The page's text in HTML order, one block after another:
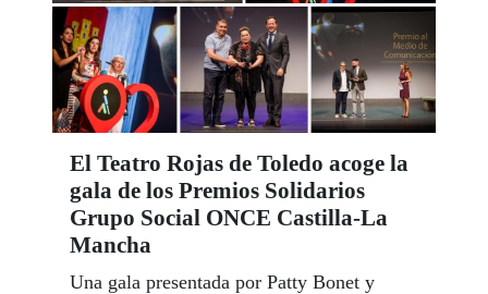
El Teatro Rojas de Toledo acoge la
gala de los Premios Solidarios
Grupo Social ONCE Castilla-La
Mancha
Una gala presentada por Patty Bonet y